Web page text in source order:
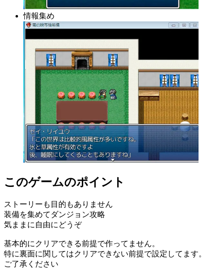
情報集め
このゲームのポイント
ストーリーも目的もありません
装備を集めてダンジョン攻略
気ままに自由にどうぞ
基本的にクリアできる前提で作ってません。
特に裏面に関してはクリアできない前提で設定してます。
ご了承ください